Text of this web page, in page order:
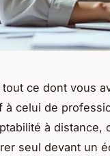
tout ce dont vous
à celui de
à distance,
seul devant un